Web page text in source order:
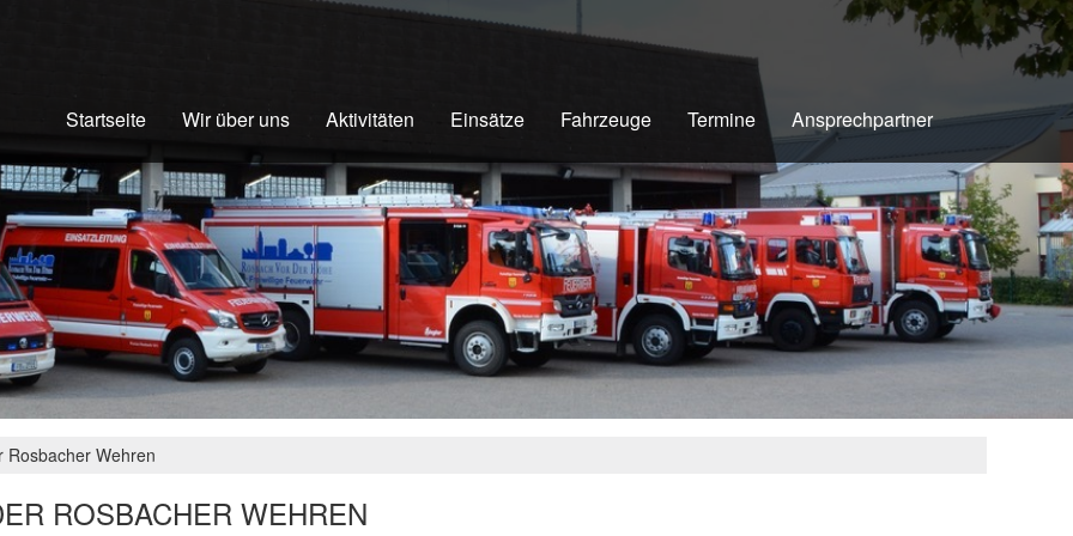
Startseite Wir über uns Aktivitäten Einsätze Fahrzeuge Termine Ansprechpartner
Rosbacher Wehren
ROSBACHER WEHREN